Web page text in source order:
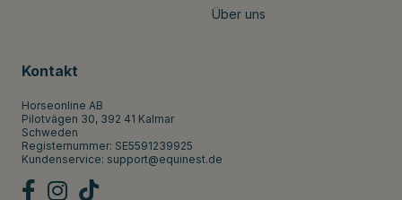
Über uns
Kontakt
Horseonline AB
Pilotvägen 30, 392 41 Kalmar
Schweden
Registernummer: SE5591239925
Kundenservice: support@equinest.de